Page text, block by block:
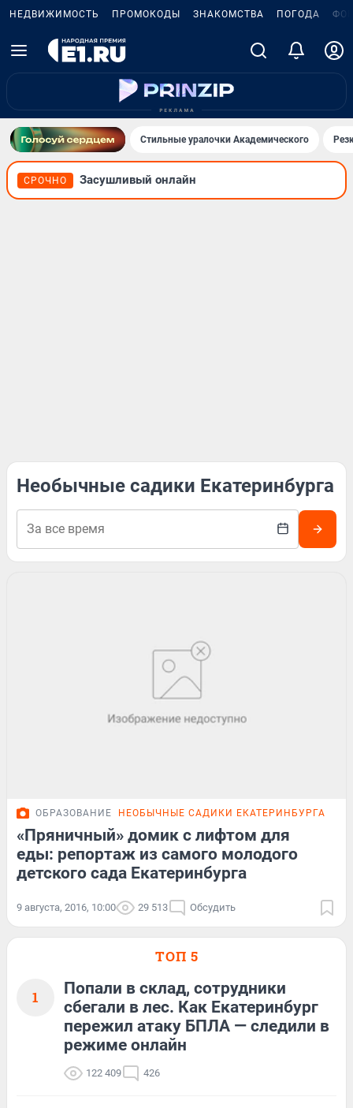
НЕДВИЖИМОСТЬ ПРОМОКОДЫ ЗНАКОМСТВА ПОГОДА
Стильные уралочки Академического
СРОЧНО Засушливый онлайн
Необычные садики Екатеринбурга
ОБРАЗОВАНИЕ НЕОБЫЧНЫЕ САДИКИ ЕКАТЕРИНБУРГА
«Пряничный» домик с лифтом для
еды: репортаж из самого молодого
детского сада Екатеринбурга
9 августа, 2016, 10:00 29 513 Обсудить
ТОП 5
1
Попали в склад, сотрудники
сбегали в лес. Как Екатеринбург
пережил атаку БПЛА — следили в
режиме онлайн
122 409 426